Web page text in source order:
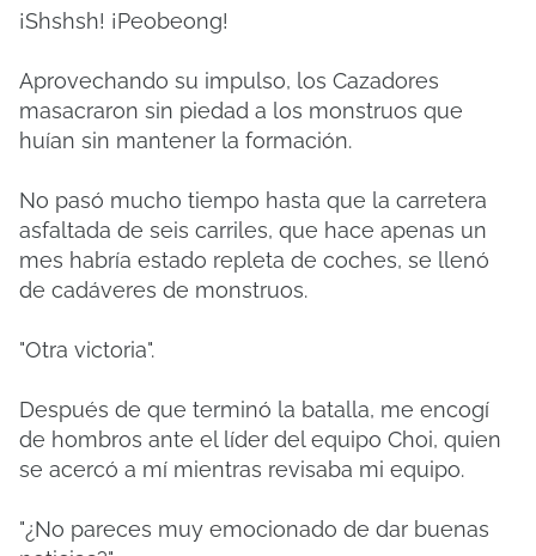
¡Shshsh! ¡Peobeong!
Aprovechando su impulso, los Cazadores
masacraron sin piedad a los monstruos que
huían sin mantener la formación.
No pasó mucho tiempo hasta que la carretera
asfaltada de seis carriles, que hace apenas un
mes habría estado repleta de coches, se llenó
de cadáveres de monstruos.
"Otra victoria".
Después de que terminó la batalla, me encogí
de hombros ante el líder del equipo Choi, quien
se acercó a mí mientras revisaba mi equipo.
"¿No pareces muy emocionado de dar buenas